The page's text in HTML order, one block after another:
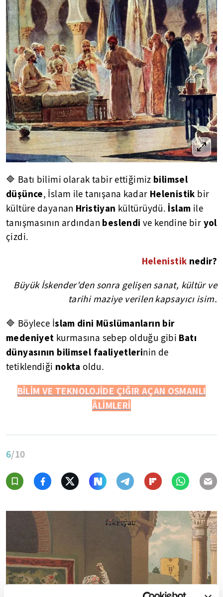
🔷 Batı bilimi olarak tabir ettiğimiz bilimsel
düşünce, İslam ile tanışana kadar Helenistik bir
kültüre dayanan Hristiyan kültürüydü. İslam ile
tanışmasının ardından beslendi ve kendine bir yol
çizdi.
Helenistik nedir?
Büyük İskender'den sonra gelişen sanat, kültür ve
tarihi maziye verilen kapsayıcı isim.
🔷 Böylece İslam dini Müslümanların bir
medeniyet kurmasına sebep olduğu gibi Batı
dünyasının bilimsel faaliyetlerinin de
tetiklendiği nokta oldu.
BİLİM VE TEKNOLOJİDE ÇIĞIR AÇAN OSMANLI
ÂLİMLERİ
6/10